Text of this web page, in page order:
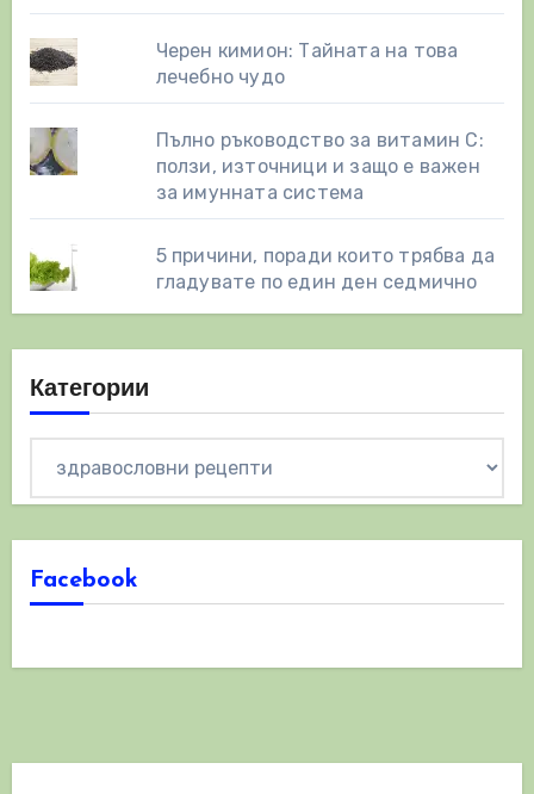
Черен кимион: Тайната на това
лечебно чудо
Пълно ръководство за витамин С:
ползи, източници и защо е важен
за имунната система
5 причини, поради които трябва да
гладувате по един ден седмично
Категории
Facebook